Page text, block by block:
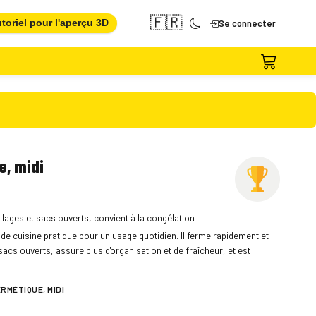
pour l'aperçu 3D 🇫🇷 Se connecter
midi
et sacs ouverts, convient à la congélation
cuisine pratique pour un usage quotidien. Il ferme rapidement et
ouverts, assure plus d'organisation et de fraîcheur, et est
MIDI